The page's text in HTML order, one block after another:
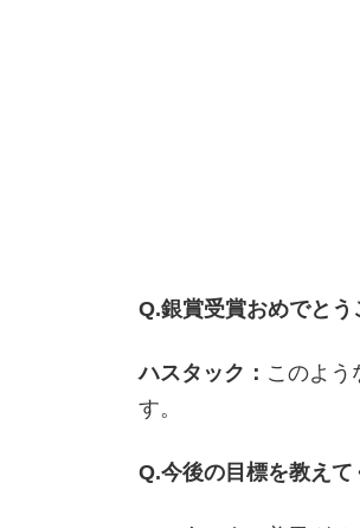
Q.銀賞受賞おめでとう
ハスタック： このよう
す。
Q.今後の目標を教えて